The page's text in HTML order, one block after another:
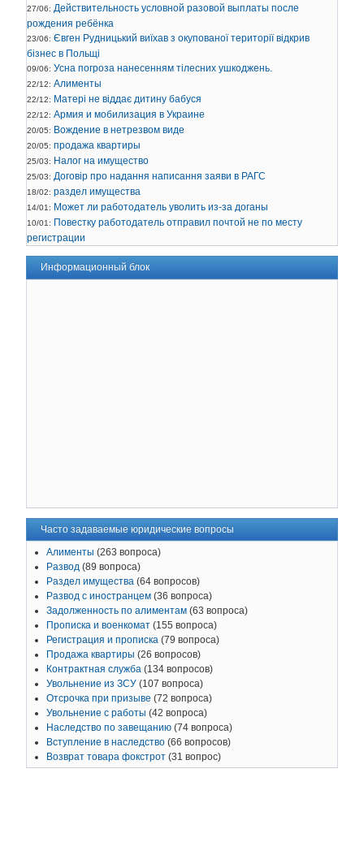
27/06: Действительность условной разовой выплаты после
рождения ребёнка
23/06: Євген Рудницький виїхав з окупованої території відкрив
бізнес в Польщі
09/06: Усна погроза нанесенням тілесних ушкоджень.
22/12: Алименты
22/12: Матері не віддає дитину бабуся
22/12: Армия и мобилизация в Украине
20/05: Вождение в нетрезвом виде
20/05: продажа квартиры
25/03: Налог на имущество
25/03: Договір про надання написання заяви в РАГС
18/02: раздел имущества
14/01: Может ли работодатель уволить из-за доганы
10/01: Повестку работодатель отправил почтой не по месту
регистрации
Информационный блок
Часто задаваемые юридические вопросы
Алименты (263 вопроса)
Развод (89 вопроса)
Раздел имущества (64 вопросов)
Развод с иностранцем (36 вопроса)
Задолженность по алиментам (63 вопроса)
Прописка и военкомат (155 вопроса)
Регистрация и прописка (79 вопроса)
Продажа квартиры (26 вопросов)
Контрактная служба (134 вопросов)
Увольнение из ЗСУ (107 вопроса)
Отсрочка при призыве (72 вопроса)
Увольнение с работы (42 вопроса)
Наследство по завещанию (74 вопроса)
Вступление в наследство (66 вопросов)
Возврат товара фокстрот (31 вопрос)